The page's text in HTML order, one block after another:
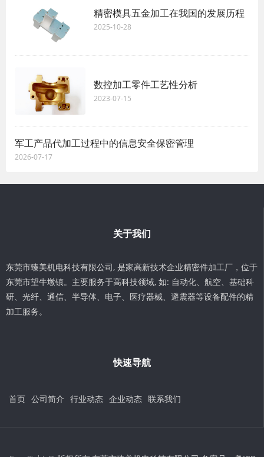
精密模具五金加工在我国的发展历程
2025-10-28
数控加工零件工艺性分析
2023-07-15
军工产品代加工过程中的信息安全保密管理
2026-07-17
关于我们
东莞市臻美机电科技有限公司, 是家高新技术企业精密件加工厂，位于
东莞市望牛墩镇。主要服务于高科技领域, 如: 自动化、航空、基础科
研、光纤、通信、半导体、电子、医疗器械、避震器等设备配件的精
加工服务。
快速导航
首页 公司简介 行业动态 企业动态 联系我们